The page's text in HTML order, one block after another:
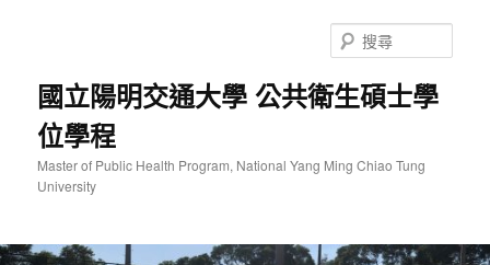
國立陽明交通大學 公共衛生碩士學
位學程
Master of Public Health Program, National Yang Ming Chiao Tung
University
尋